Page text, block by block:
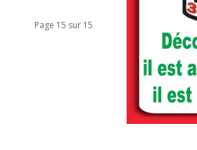
Page 15 sur 15